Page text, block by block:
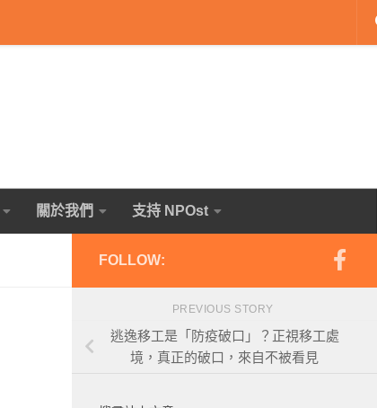
關於我們 支持 NPOst
FOLLOW:
PREVIOUS STORY
逃逸移工是「防疫破口」？正視移工處
境，真正的破口，來自不被看見